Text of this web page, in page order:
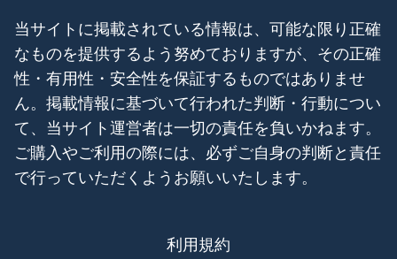
当サイトに掲載されている情報は、可能な限り正確
なものを提供するよう努めておりますが、その正確
性・有用性・安全性を保証するものではありませ
ん。掲載情報に基づいて行われた判断・行動につい
て、当サイト運営者は一切の責任を負いかねます。
ご購入やご利用の際には、必ずご自身の判断と責任
で行っていただくようお願いいたします。
利用規約